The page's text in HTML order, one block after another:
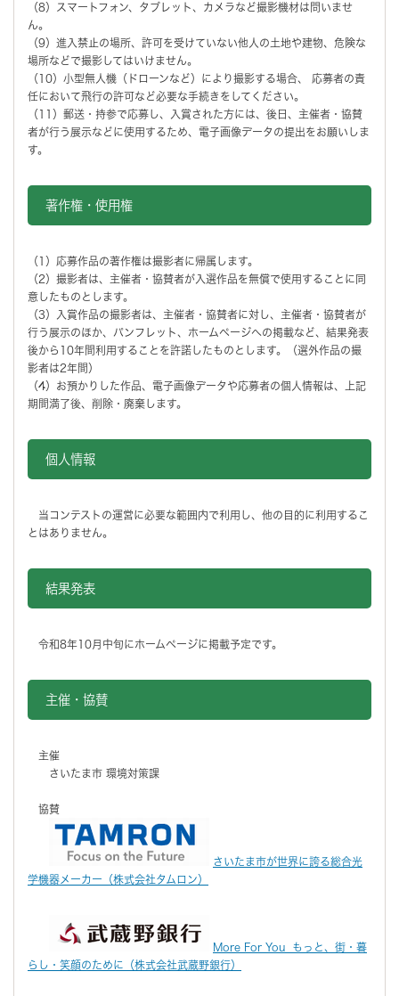
（8）スマートフォン、タブレット、カメラなど撮影機材は問いませ
ん。
（9）進入禁止の場所、許可を受けていない他人の土地や建物、危険な
場所などで撮影してはいけません。
（10）小型無人機（ドローンなど）により撮影する場合、 応募者の責
任において飛行の許可など必要な手続きをしてください。
（11）郵送・持参で応募し、入賞された方には、後日、主催者・協賛
者が行う展示などに使用するため、電子画像データの提出をお願いしま
す。
著作権・使用権
（1）応募作品の著作権は撮影者に帰属します。
（2）撮影者は、主催者・協賛者が入選作品を無償で使用することに同
意したものとします。
（3）入賞作品の撮影者は、主催者・協賛者に対し、主催者・協賛者が
行う展示のほか、パンフレット、ホームページへの掲載など、結果発表
後から10年間利用することを許諾したものとします。（選外作品の撮
影者は2年間）
（4）お預かりした作品、電子画像データや応募者の個人情報は、上記
期間満了後、削除・廃棄します。
個人情報
当コンテストの運営に必要な範囲内で利用し、他の目的に利用するこ
とはありません。
結果発表
令和8年10月中旬にホームページに掲載予定です。
主催・協賛
主催
さいたま市 環境対策課
協賛
さいたま市が世界に誇る総合光
学機器メーカー（株式会社タムロン）
More For You もっと、街・暮
らし・笑顔のために（株式会社武蔵野銀行）